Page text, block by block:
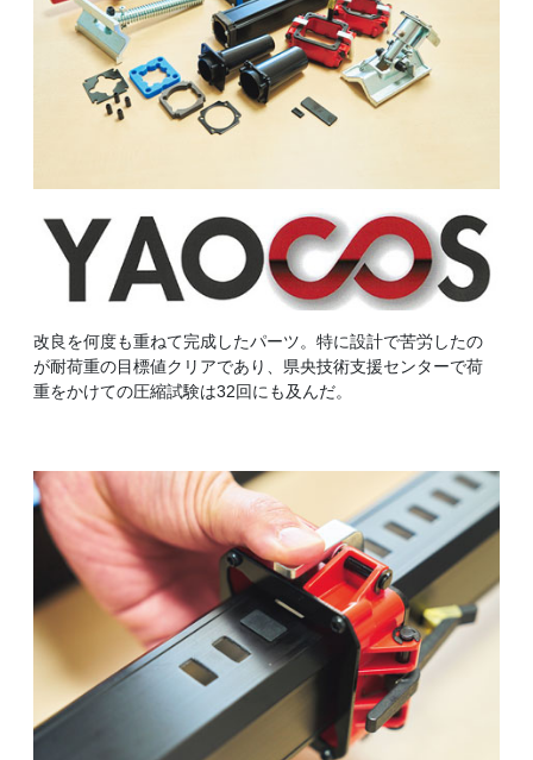
改良を何度も重ねて完成したパーツ。特に設計で苦労したの
が耐荷重の目標値クリアであり、県央技術支援センターで荷
重をかけての圧縮試験は32回にも及んだ。